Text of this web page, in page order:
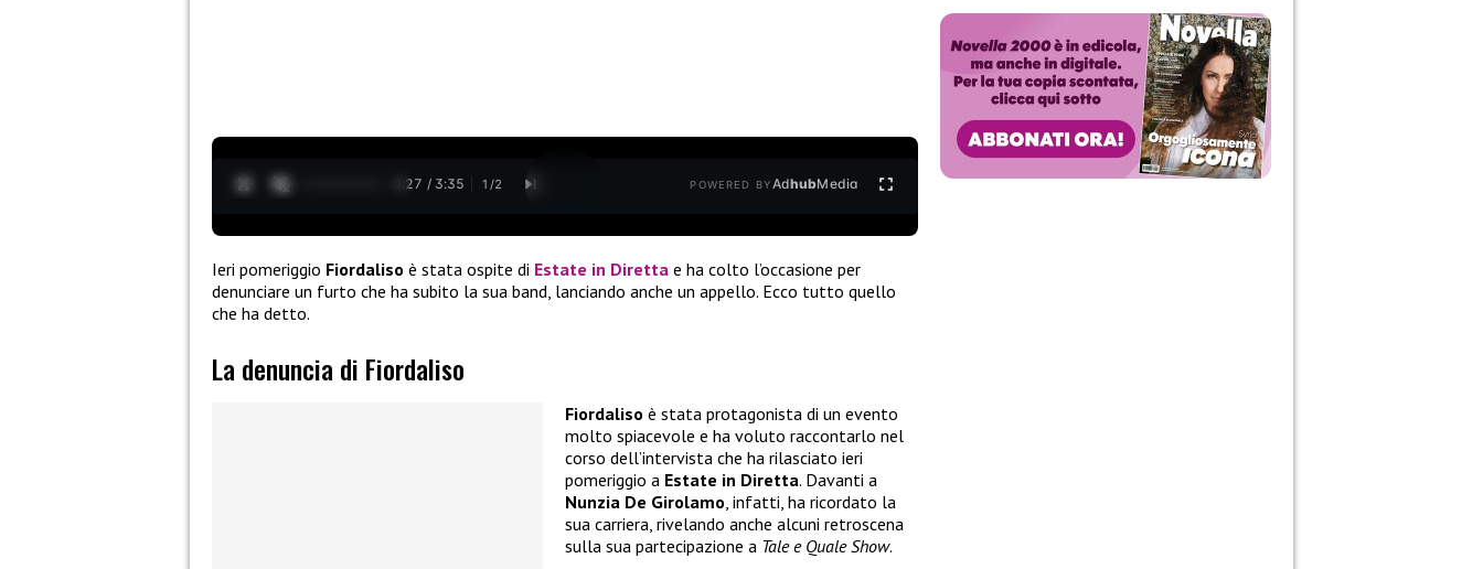
0:28 / 3:35 1 /2 POWERED BYAdhubMedia
Ieri pomeriggio Fiordaliso è stata ospite di Estate in Diretta e ha colto l’occasione per
denunciare un furto che ha subito la sua band, lanciando anche un appello. Ecco tutto quello
che ha detto.
La denuncia di Fiordaliso
Fiordaliso è stata protagonista di un evento
molto spiacevole e ha voluto raccontarlo nel
corso dell’intervista che ha rilasciato ieri
pomeriggio a Estate in Diretta. Davanti a
Nunzia De Girolamo, infatti, ha ricordato la
sua carriera, rivelando anche alcuni retroscena
sulla sua partecipazione a Tale e Quale Show.